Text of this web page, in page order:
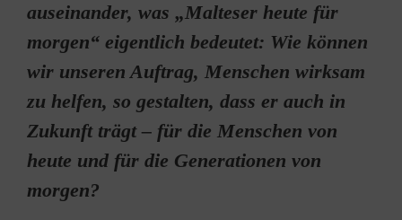
auseinander, was „Malteser heute für
morgen“ eigentlich bedeutet: Wie können
wir unseren Auftrag, Menschen wirksam
zu helfen, so gestalten, dass er auch in
Zukunft trägt – für die Menschen von
heute und für die Generationen von
morgen?